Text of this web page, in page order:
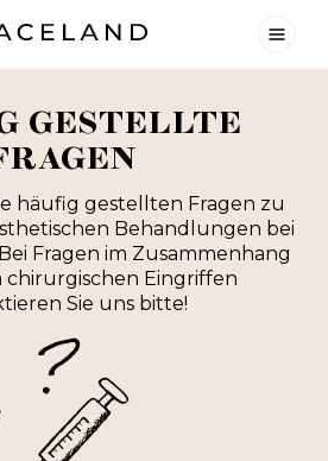
GESTELLTE
häufig gestellten Fragen zu
Behandlungen bei
Fragen im Zusammenhang
chirurgischen Eingriffen
Sie uns bitte!